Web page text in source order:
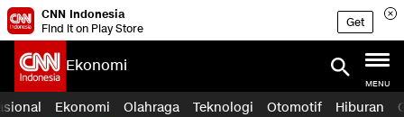
CNN Indonesia
Find it on Play Store
Get
Ekonomi
MENU
Ekonomi Olahraga Teknologi Otomotif Hiburan